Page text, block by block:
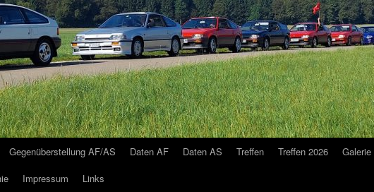
Gegenüberstellung AF/AS Daten AF Daten AS Treffen Treffen 2026 Galerie
Impressum Links